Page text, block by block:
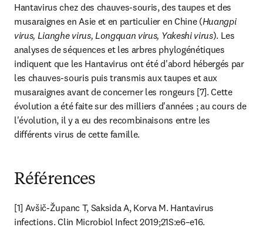
Hantavirus chez des chauves-souris, des taupes et des
musaraignes en Asie et en particulier en Chine (Huangpi
virus, Lianghe virus, Longquan virus, Yakeshi virus). Les
analyses de séquences et les arbres phylogénétiques
indiquent que les Hantavirus ont été d'abord hébergés par
les chauves-souris puis transmis aux taupes et aux
musaraignes avant de concerner les rongeurs [7]. Cette
évolution a été faite sur des milliers d'années ; au cours de
l'évolution, il y a eu des recombinaisons entre les
différents virus de cette famille.
Références
[1] Avšič-Županc T, Saksida A, Korva M. Hantavirus